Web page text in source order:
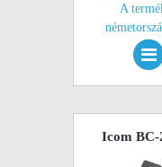
A
Icom BC-